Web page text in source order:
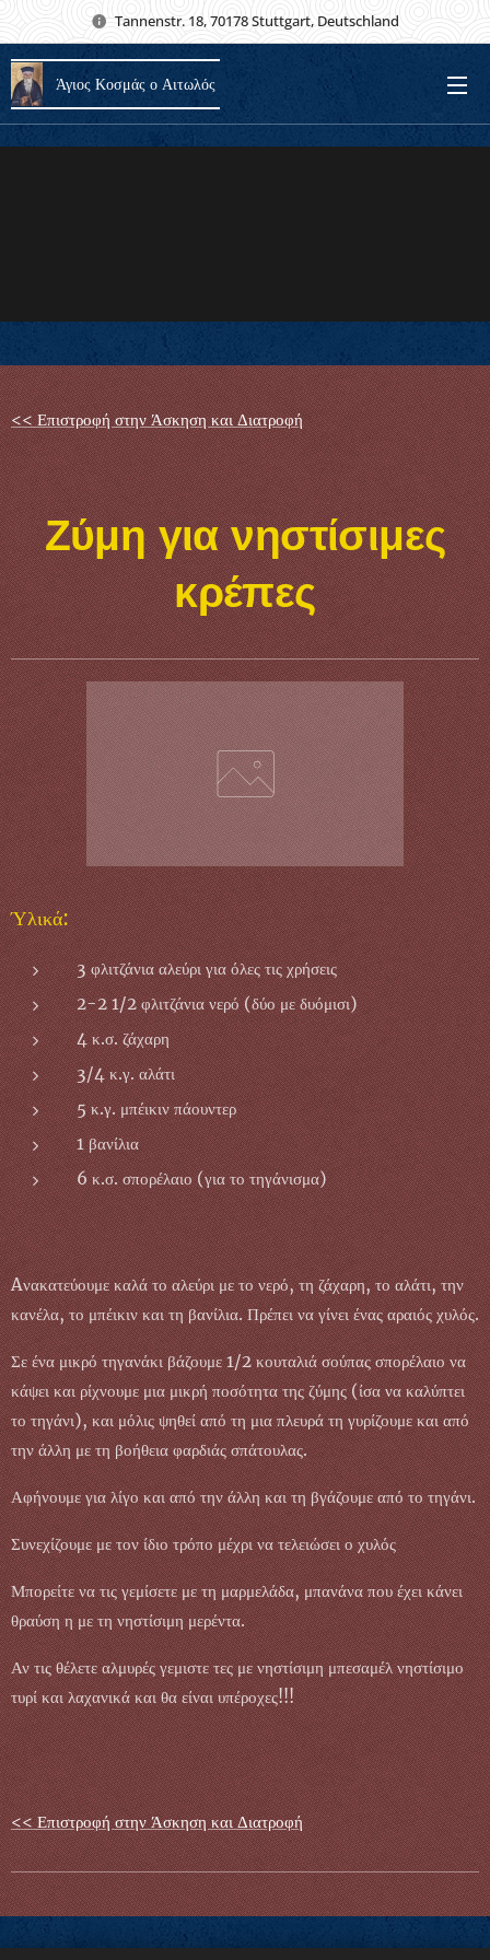
Tannenstr. 18, 70178 Stuttgart, Deutschland
Άγιος Κοσμάς ο Αιτωλός
<< Επιστροφή στην Άσκηση και Διατροφή
Ζύμη για νηστίσιμες
κρέπες
Ύλικά:
3 φλιτζάνια αλεύρι για όλες τις χρήσεις
2-2 1/2 φλιτζάνια νερό (δύο με δυόμισι)
4 κ.σ. ζάχαρη
3/4 κ.γ. αλάτι
5 κ.γ. μπέικιν πάουντερ
1 βανίλια
6 κ.σ. σπορέλαιο (για το τηγάνισμα)
Aνακατεύουμε καλά το αλεύρι με το νερό, τη ζάχαρη, το αλάτι, την
κανέλα, το μπέικιν και τη βανίλια. Πρέπει να γίνει ένας αραιός χυλός.
Σε ένα μικρό τηγανάκι βάζουμε 1/2 κουταλιά σούπας σπορέλαιο να
κάψει και ρίχνουμε μια μικρή ποσότητα της ζύμης (ίσα να καλύπτει
το τηγάνι), και μόλις ψηθεί από τη μια πλευρά τη γυρίζουμε και από
την άλλη με τη βοήθεια φαρδιάς σπάτουλας.
Αφήνουμε για λίγο και από την άλλη και τη βγάζουμε από το τηγάνι.
Συνεχίζουμε με τον ίδιο τρόπο μέχρι να τελειώσει ο χυλός
Μπορείτε να τις γεμίσετε με τη μαρμελάδα, μπανάνα που έχει κάνει
θραύση η με τη νηστίσιμη μερέντα.
Αν τις θέλετε αλμυρές γεμιστε τες με νηστίσιμη μπεσαμέλ νηστίσιμο
τυρί και λαχανικά και θα είναι υπέροχες!!!
<< Επιστροφή στην Άσκηση και Διατροφή